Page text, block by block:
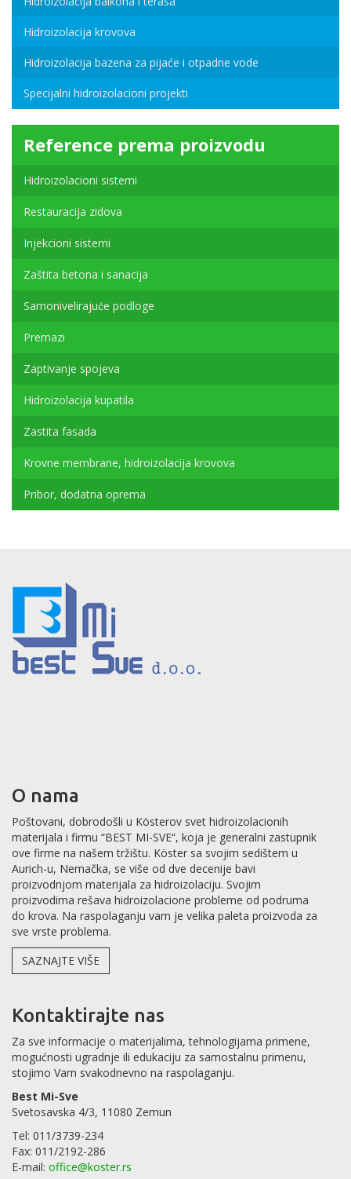
Hidroizolacija krovova
Hidroizolacija bazena za pijaće i otpadne vode
Specijalni hidroizolacioni projekti
Reference prema proizvodu
Hidroizolacioni sistemi
Restauracija zidova
Injekcioni sistemi
Zaštita betona i sanacija
Samonivelirajuće podloge
Premazi
Zaptivanje spojeva
Hidroizolacija kupatila
Zastita fasada
Krovne membrane, hidroizolacija krovova
Pribor, dodatna oprema
O nama
Poštovani, dobrodošli u Kösterov svet hidroizolacionih
materijala i firmu “BEST MI-SVE“, koja je generalni zastupnik
ove firme na našem tržištu. Köster sa svojim sedištem u
Aurich-u, Nemačka, se više od dve decenije bavi
proizvodnjom materijala za hidroizolaciju. Svojim
proizvodima rešava hidroizolacione probleme od podruma
do krova. Na raspolaganju vam je velika paleta proizvoda za
sve vrste problema.
SAZNAJTE VIŠE
Kontaktirajte nas
Za sve informacije o materijalima, tehnologijama primene,
mogućnosti ugradnje ili edukaciju za samostalnu primenu,
stojimo Vam svakodnevno na raspolaganju.
Best Mi-Sve
Svetosavska 4/3, 11080 Zemun
Tel: 011/3739-234
Fax: 011/2192-286
E-mail: office@koster.rs